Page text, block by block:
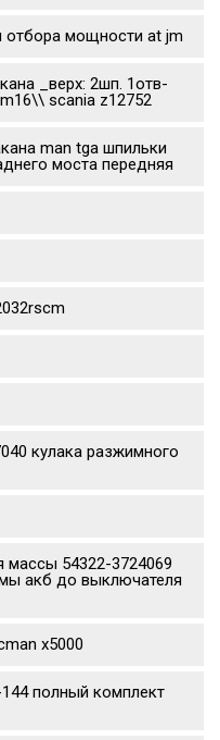
отбора мощности at jm
_верх: 2шп. 1отв-
scania z12752
man tga шпильки
моста передняя
кулака разжимного
54322-3724069
акб до выключателя
x5000
полный комплект